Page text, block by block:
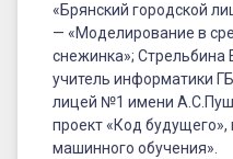
«Брянский городской
— «Моделирование в
снежинка»; Стрельбина
учитель информатики
лицей №1 имени
проект «Код
машинного обучения».